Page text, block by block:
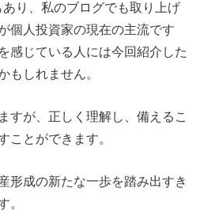
り、私のブログでも取り上げ
個人投資家の現在の主流です
感じている人には今回紹介した
もしれません。
すが、正しく理解し、備えるこ
ことができます。
形成の新たな一歩を踏み出すき
。